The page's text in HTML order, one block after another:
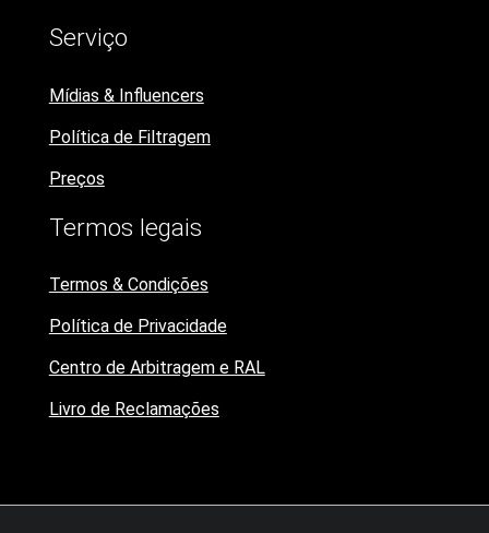
Serviço
Mídias & Influencers
Política de Filtragem
Preços
Termos legais
Termos & Condições
Política de Privacidade
Centro de Arbitragem e RAL
Livro de Reclamações